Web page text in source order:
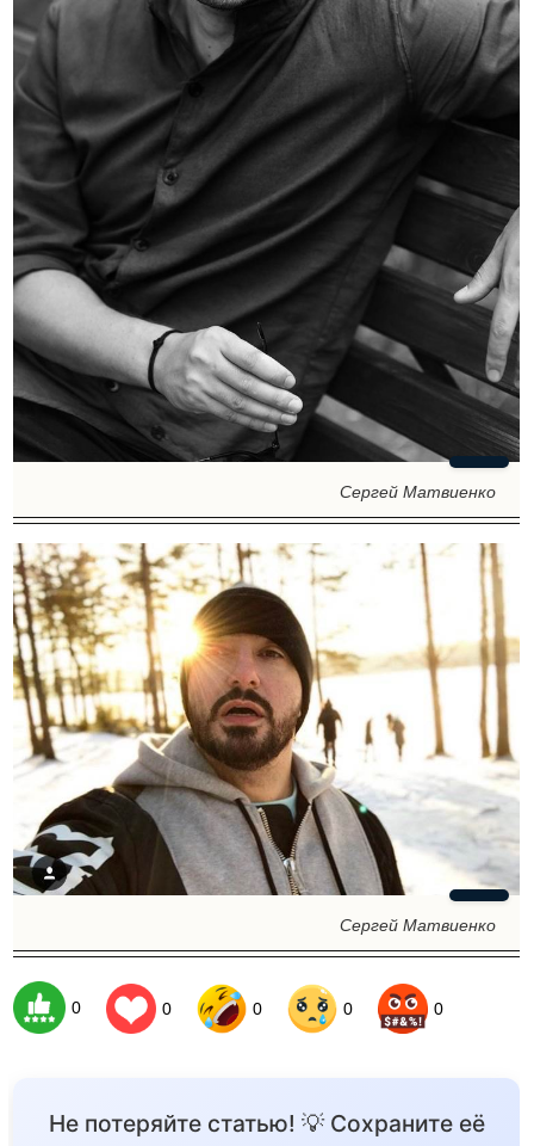
Сергей Матвиенко
Сергей Матвиенко
0 0 0 0 0
Не потеряйте статью! 💡 Сохраните её